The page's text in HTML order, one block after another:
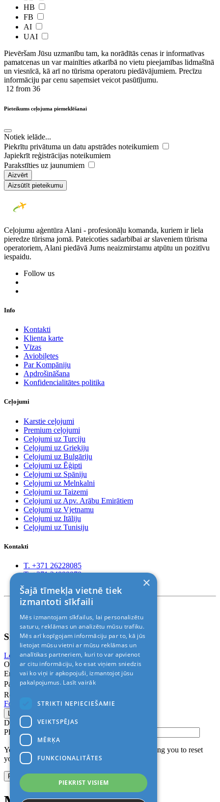
HB
FB
AI
UAI
Pievēršam Jūsu uzmanību tam, ka norādītās cenas ir ​informatīvas ​
pamatcenas un var mainīties atkarībā ​no ​vietu pieejamības lidmašīnā
un viesnīcā, kā arī no tūrisma operatoru piedāvājumiem. Precīzu
informāciju par cenu saņemsiet veicot pasūtījumu.
12 from 36
Pieteikums ceļojuma piemeklēšanai
Notiek ielāde...
Piekrītu privātuma un datu apstrādes noteikumiem
Japiekrīt reģistrācijas noteikumiem
Parakstīties uz jaunumiem
Aizvērt
Aizsūtīt pieteikumu
Ceļojumu aģentūra Alani - profesionāļu komanda, kuriem ir liela
pieredze tūrisma jomā. Pateicoties sadarbībai ar slaveniem tūrisma
operatoriem, Alani piedāvā Jums neaizmirstamu atpūtu un pozitīvu
iespaidu.
Follow us
Info
Kontakti
Klienta karte
Vīzas
Aviobiļetes
Par Kompāniju
Apdrošināšana
Konfidencialitātes politika
Ceļojumi
Karstie ceļojumi
Premium ceļojumi
Ceļojumi uz Turciju
Ceļojumi uz Grieķiju
Ceļojumi uz Bulgāriju
Ceļojumi uz Ēģipti
Ceļojumi uz Spāniju
Ceļojumi uz Melnkalni
Ceļojumi uz Taizemi
Ceļojumi uz Apv. Arābu Emirātiem
Ceļojumi uz Vjetnamu
Ceļojumi uz Itāliju
Ceļojumi uz Tunisiju
Kontakti
T. +371 26228085
T. +371 24888878
© 2011-2026> «ALANI SIA»
Sign In
Login with Facebook Login with Google
Or
Email
Password
Remember me
Forgot Password?
Don’t have an account?
Please confirm login email below
You will receive an email containing a link allowing you to reset
your password to a new preferred one.
×
Šajā tīmekļa vietnē tiek
izmantoti sīkfaili
Mēs izmantojam sīkfailus, lai personalizētu
saturu, reklāmas un analizētu mūsu trafiku.
Mēs arī kopīgojam informāciju par to, kā jūs
lietojat mūsu vietni ar mūsu reklāmas un
analītikas partneriem, kuri to var apvienot
ar citu informāciju, ko esat viņiem sniedzis
vai ko viņi ir apkopojuši, izmantojot jūsu
pakalpojumus. Lasīt vairāk
STRIKTI NEPIECIEŠAMIE
VEIKTSPĒJAS
MĒRĶA
FUNKCIONALITĀTES
PIEKRIST VISIEM